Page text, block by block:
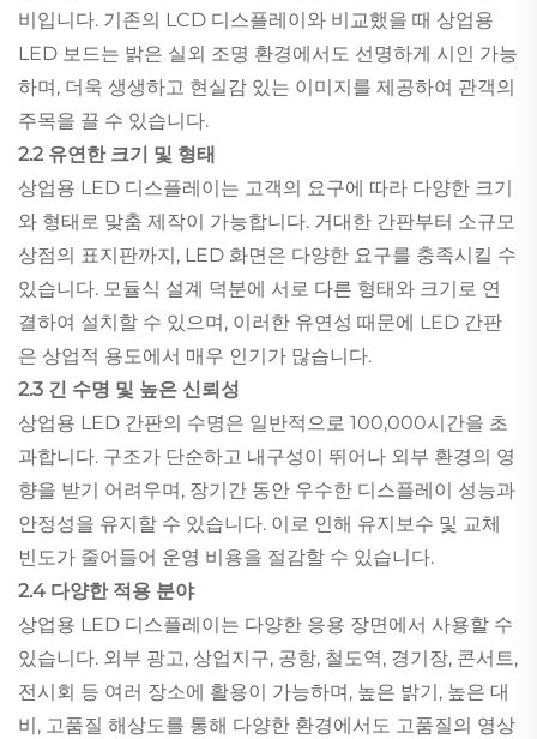
비입니다. 기존의 LCD 디스플레이와 비교했을 때 상업용
LED 보드는 밝은 실외 조명 환경에서도 선명하게 시인 가능
하며, 더욱 생생하고 현실감 있는 이미지를 제공하여 관객의
주목을 끌 수 있습니다.
2.2 유연한 크기 및 형태
상업용 LED 디스플레이는 고객의 요구에 따라 다양한 크기
와 형태로 맞춤 제작이 가능합니다. 거대한 간판부터 소규모
상점의 표지판까지, LED 화면은 다양한 요구를 충족시킬 수
있습니다. 모듈식 설계 덕분에 서로 다른 형태와 크기로 연
결하여 설치할 수 있으며, 이러한 유연성 때문에 LED 간판
은 상업적 용도에서 매우 인기가 많습니다.
2.3 긴 수명 및 높은 신뢰성
상업용 LED 간판의 수명은 일반적으로 100,000시간을 초
과합니다. 구조가 단순하고 내구성이 뛰어나 외부 환경의 영
향을 받기 어려우며, 장기간 동안 우수한 디스플레이 성능과
안정성을 유지할 수 있습니다. 이로 인해 유지보수 및 교체
빈도가 줄어들어 운영 비용을 절감할 수 있습니다.
2.4 다양한 적용 분야
상업용 LED 디스플레이는 다양한 응용 장면에서 사용할 수
있습니다. 외부 광고, 상업지구, 공항, 철도역, 경기장, 콘서트,
전시회 등 여러 장소에 활용이 가능하며, 높은 밝기, 높은 대
비, 고품질 해상도를 통해 다양한 환경에서도 고품질의 영상